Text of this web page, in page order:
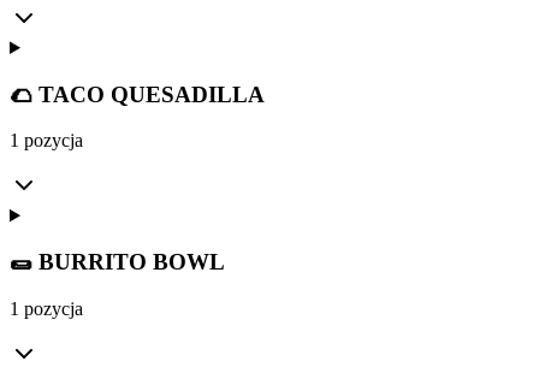
🌮 TACO QUESADILLA
1 pozycja
🌯 BURRITO BOWL
1 pozycja